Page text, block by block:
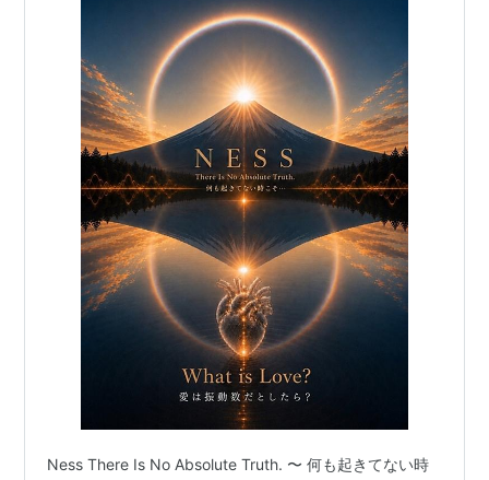
Ness There Is No Absolute Truth. 〜 何も起きてない時